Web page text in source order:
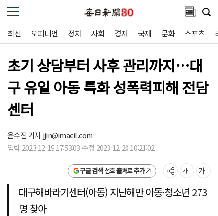
최신 오피니언 정치 사회 경제 국제 문화 스포츠
초기 상담부터 사후 관리까지…대
구 유일 아동 특화 성폭력피해 전담
센터
윤수진 기자jjin@imaeil.com
입력 2023-12-19 17:53:03 수정 2023-12-20 10:21:02
구글 검색 선호 출처로 추가
대구해바라기센터(아동) 지난해만 아동·청소년 273
명 찾아